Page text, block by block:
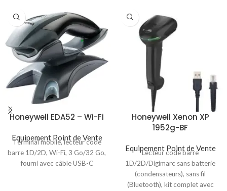
Honeywell EDA52 – Wi-Fi
Equipement Point de Vente
Terminal mobile, lecteur code
barre 1D/2D, Wi-Fi, 3 Go/32 Go,
fourni avec câble USB-C
Honeywell Xenon XP
1952g-BF
Equipement Point de Vente
Lecteur code barre
1D/2D/Digimarc sans batterie
(condensateurs), sans fil
(Bluetooth), kit complet avec